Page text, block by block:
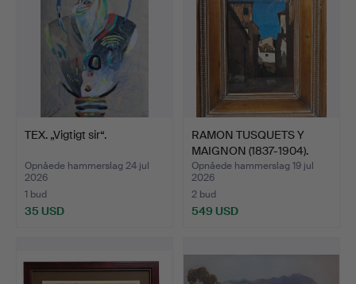
TEX. „Vigtigt sir“.
Opnåede hammerslag 24 jul
2026
1 bud
35 USD
RAMON TUSQUETS Y
MAIGNON (1837-1904).
Gade…
Opnåede hammerslag 19 jul
2026
2 bud
549 USD